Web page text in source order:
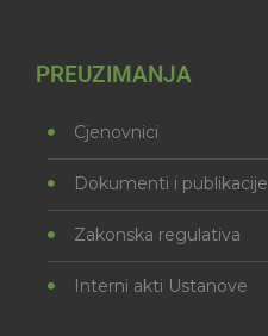
PREUZIMANJA
Cjenovnici
Dokumenti i publikacije
Zakonska regulativa
Interni akti Ustanove